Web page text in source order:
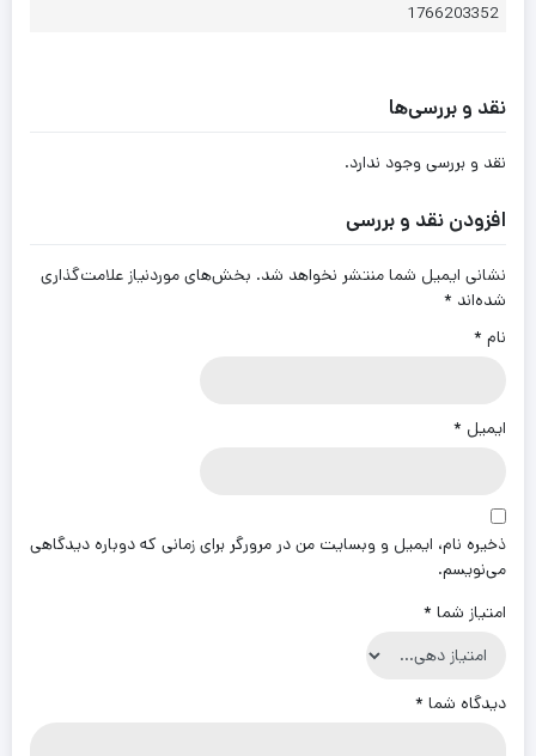
1766203352
نقد و بررسی‌ها
نقد و بررسی وجود ندارد.
افزودن نقد و بررسی
نشانی ایمیل شما منتشر نخواهد شد. بخش‌های موردنیاز علامت‌گذاری
شده‌اند *
نام *
ایمیل *
ذخیره نام، ایمیل و وبسایت من در مرورگر برای زمانی که دوباره دیدگاهی
می‌نویسم.
امتیاز شما *
دیدگاه شما *